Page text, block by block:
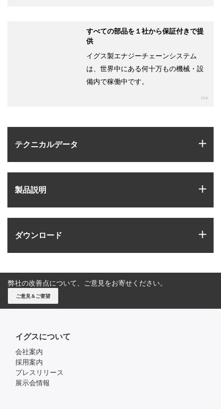
テクニカルデータ
製品説明
ダウンロード
すべての部品を１社から保証付きで提
供
イグス製エナジーチェーンシステム
は、世界中にある何十万もの機械・設
備内で稼働中です。
弊社の改善点について、ご意見をお寄せください。
ご意見＆ご要望
イグスについて
会社案内
採用案内
プレスリリース
展示会情報